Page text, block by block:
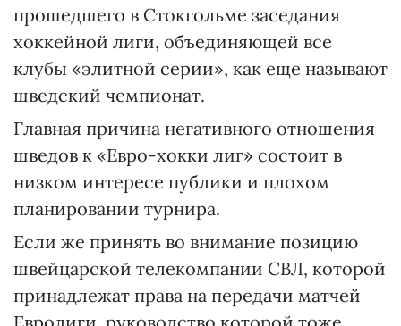
прошедшего в Стокгольме заседания
хоккейной лиги, объединяющей все
клубы «элитной серии», как еще называют
шведский чемпионат.
Главная причина негативного отношения
шведов к «Евро-хокки лиг» состоит в
низком интересе публики и плохом
планировании турнира.
Если же принять во внимание позицию
швейцарской телекомпании СВЛ, которой
принадлежат права на передачи матчей